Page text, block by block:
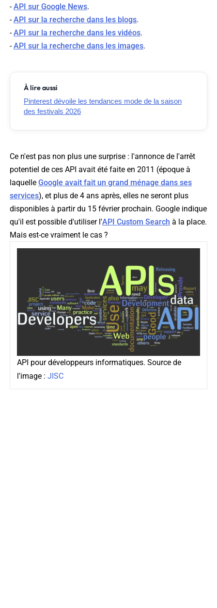
-API sur Google News.
-API sur la recherche dans les blogs.
-API sur la recherche dans les vidéos.
-API sur la recherche dans les images.
À lire aussi
Pinterest dévoile les tendances mode de la saison
des festivals 2026
Ce n'est pas non plus une surprise : l'annonce de l'arrêt
potentiel de ces API avait été faite en 2011 (époque à
laquelle Google avait fait un grand ménage dans ses
services), et plus de 4 ans après, elles ne seront plus
disponibles à partir du 15 février prochain. Google indique
qu'il est possible d'utiliser l'API Custom Search à la place.
Mais est-ce vraiment le cas ?
API pour développeurs informatiques. Source de
l'image : JISC